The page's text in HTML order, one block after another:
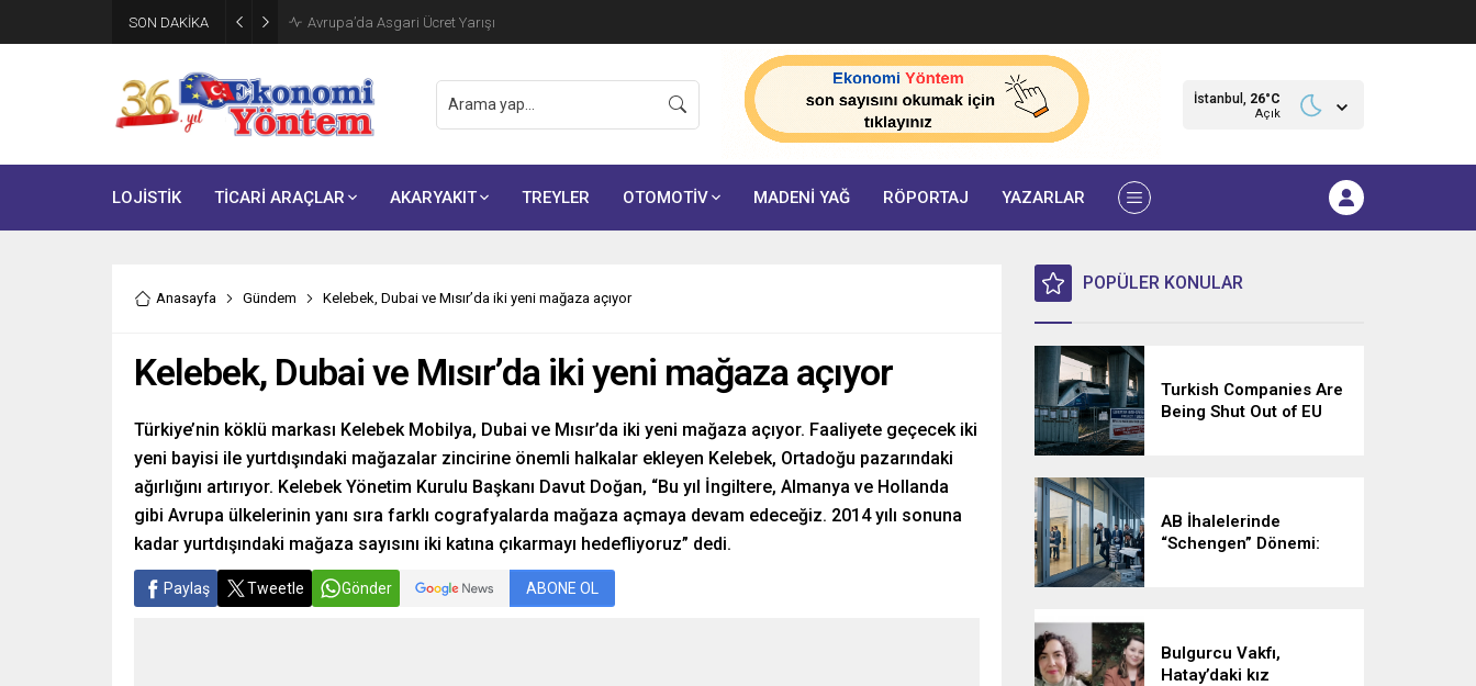
SON DAKİKA OMSAN Lojistik Avrupa’daki Gıda Lojistiği Ağını Güçlendiriyor
İstanbul, 26°C
Açık
LOJİSTİK TİCARİ ARAÇLAR AKARYAKIT TREYLER OTOMOTİV MADENİ YAĞ RÖPORTAJ YAZARLAR
Anasayfa Gündem Kelebek, Dubai ve Mısır’da iki yeni mağaza açıyor
Kelebek, Dubai ve Mısır’da iki yeni mağaza açıyor
Türkiye’nin köklü markası Kelebek Mobilya, Dubai ve Mısır’da iki yeni mağaza açıyor. Faaliyete geçecek iki
yeni bayisi ile yurtdışındaki mağazalar zincirine önemli halkalar ekleyen Kelebek, Ortadoğu pazarındaki
ağırlığını artırıyor. Kelebek Yönetim Kurulu Başkanı Davut Doğan, “Bu yıl İngiltere, Almanya ve Hollanda
gibi Avrupa ülkelerinin yanı sıra farklı cografyalarda mağaza açmaya devam edeceğiz. 2014 yılı sonuna
kadar yurtdışındaki mağaza sayısını iki katına çıkarmayı hedefliyoruz” dedi.
Paylaş Tweetle Gönder ABONE OL
POPÜLER KONULAR
Turkish Companies Are
Being Shut Out of EU
AB İhalelerinde
“Schengen” Dönemi:
Bulgurcu Vakfı,
Hatay’daki kız